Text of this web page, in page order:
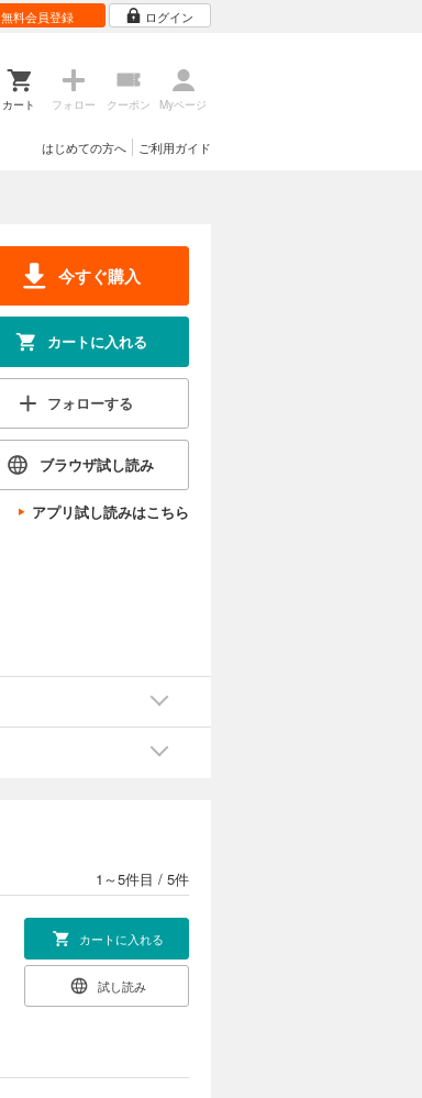
無料会員登録 ログイン
カート フォロー クーポン Myページ
ご利用ガイド
はじめての方へ
今すぐ購入
カートに入れる
フォローする
ブラウザ試し読み
アプリ試し読みはこちら
1～5件目 / 5件
カートに入れる
試し読み